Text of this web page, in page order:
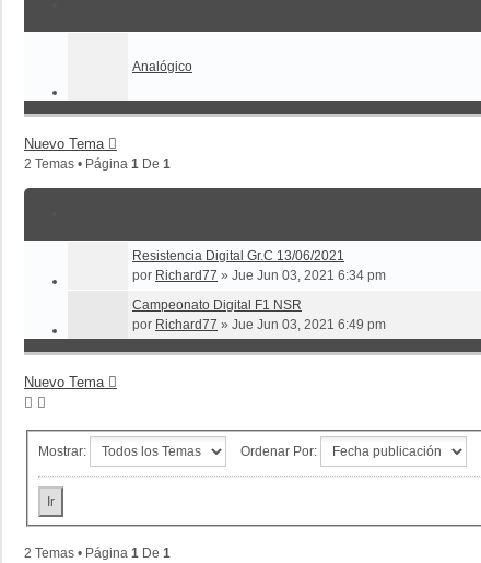
Analógico
Nuevo Tema
2 Temas • Página 1 De 1
Resistencia Digital Gr.C 13/06/2021
por Richard77 » Jue Jun 03, 2021 6:34 pm
Campeonato Digital F1 NSR
por Richard77 » Jue Jun 03, 2021 6:49 pm
Nuevo Tema
Mostrar: Ordenar Por:
2 Temas • Página 1 De 1